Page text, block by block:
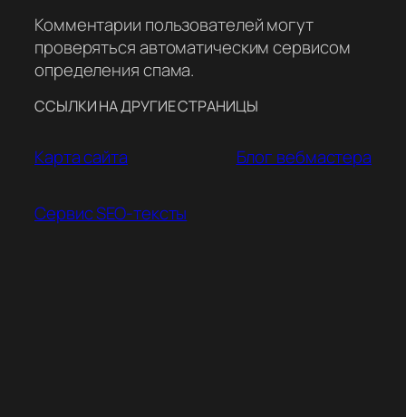
Комментарии пользователей могут
проверяться автоматическим сервисом
определения спама.
ССЫЛКИ НА ДРУГИЕ СТРАНИЦЫ
Карта сайта Блог вебмастера
Сервис SEO-тексты